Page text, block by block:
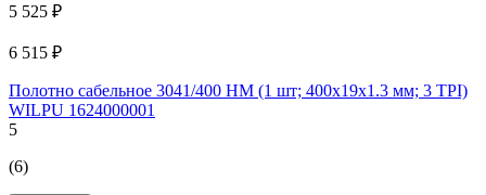
5 525 ₽
6 515 ₽
Полотно сабельное 3041/400 НМ (1 шт; 400х19х1.3 мм; 3 TPI)
WILPU 1624000001
5
(6)